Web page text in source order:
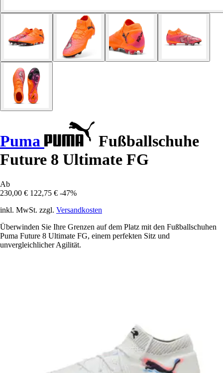
Puma
Fußballschuhe
Future 8 Ultimate FG
Ab
230,00 € 122,75 € -47%
inkl. MwSt. zzgl. Versandkosten
Überwinden Sie Ihre Grenzen auf dem Platz mit den Fußballschuhen
Puma Future 8 Ultimate FG, einem perfekten Sitz und
unvergleichlicher Agilität.